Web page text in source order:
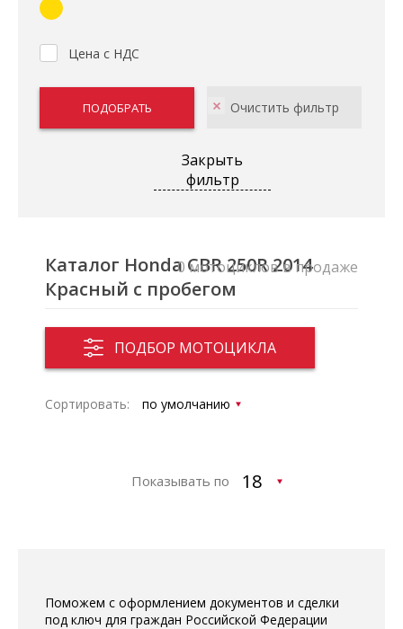
Цена с НДС
Закрыть
фильтр
Каталог Honda CBR 250R 2014
Красный с пробегом
ПОДБОР МОТОЦИКЛА
0 мотоциклов в продаже
Сортировать:
Показывать по
Поможем с оформлением документов и сделки
под ключ для граждан Российской Федерации